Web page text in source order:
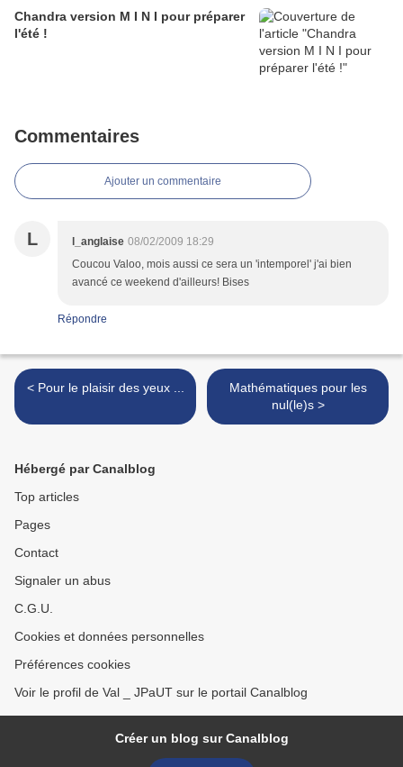
Chandra version M I N I pour préparer
l'été !
Commentaires
Ajouter un commentaire
L l_anglaise 08/02/2009 18:29
Coucou Valoo, mois aussi ce sera un 'intemporel' j'ai bien
avancé ce weekend d'ailleurs! Bises
Répondre
< Pour le plaisir des yeux ...
Mathématiques pour les
nul(le)s >
Hébergé par Canalblog
Top articles
Pages
Contact
Signaler un abus
C.G.U.
Cookies et données personnelles
Préférences cookies
Voir le profil de Val _ JPaUT sur le portail Canalblog
Créer un blog sur Canalblog